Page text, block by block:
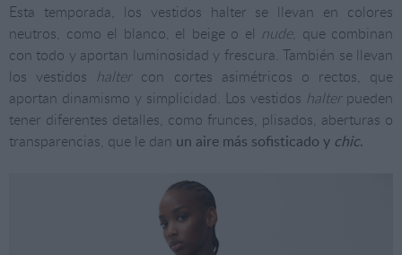
Esta temporada, los vestidos halter se llevan en colores
neutros, como el blanco, el beige o el nude, que combinan
con todo y aportan luminosidad y frescura. También se llevan
los vestidos haltercon cortes asimétricos o rectos, que
aportan dinamismo y simplicidad. Los vestidos halterpueden
tener diferentes detalles, como frunces, plisados, aberturas o
transparencias, que le dan un aire más sofisticado y chic.